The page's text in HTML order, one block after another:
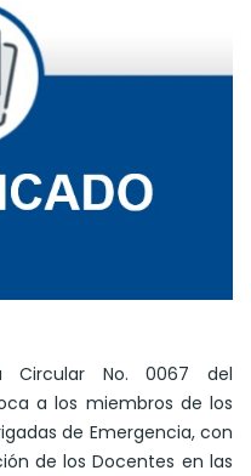
Circular No. 0067 del
a los miembros de los
de Emergencia, con
de los Docentes en las